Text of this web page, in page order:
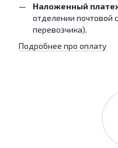
Наложенный
отделении почтовой
перевозчика).
Подробнее про оплату